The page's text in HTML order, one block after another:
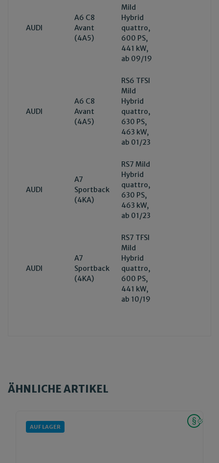
AUDI
A6 C8
Avant
(4A5)
Mild
Hybrid
quattro,
600 PS,
441 kW,
ab 09/19
AUDI
A6 C8
Avant
(4A5)
RS6 TFSI
Mild
Hybrid
quattro,
630 PS,
463 kW,
ab 01/23
AUDI
A7
Sportback
(4KA)
RS7 Mild
Hybrid
quattro,
630 PS,
463 kW,
ab 01/23
AUDI
A7
Sportback
(4KA)
RS7 TFSI
Mild
Hybrid
quattro,
600 PS,
441 kW,
ab 10/19
ÄHNLICHE ARTIKEL
AUF LAGER